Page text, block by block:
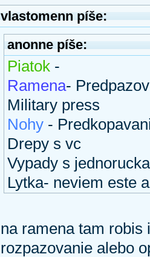
vlastomenn píše:
anonne píše:
Piatok -
Ramena-
Military press
Nohy -
Drepy s vc
Vypady s
Lytka- neviem este
na ramena tam robis
rozpazovanie alebo